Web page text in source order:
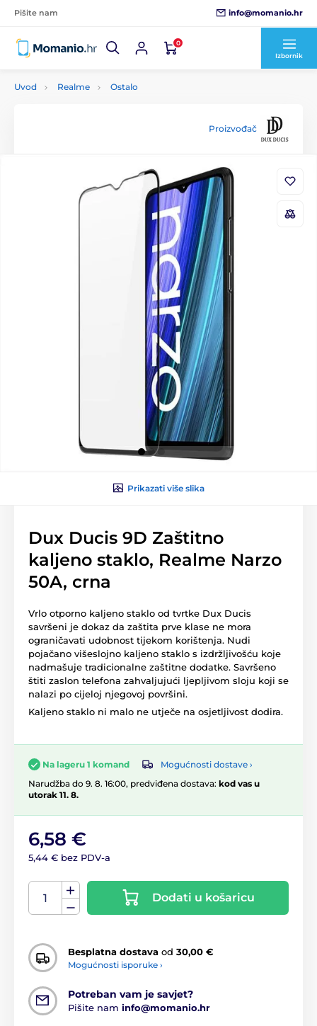
Pišite nam info@momanio.hr
0
Izbornik
Uvod Realme Ostalo
Proizvođač
Prikazati više slika
Dux Ducis 9D Zaštitno
kaljeno staklo, Realme Narzo
50A, crna
Vrlo otporno kaljeno staklo od tvrtke Dux Ducis
savršeni je dokaz da zaštita prve klase ne mora
ograničavati udobnost tijekom korištenja. Nudi
pojačano višeslojno kaljeno staklo s izdržljivošću koje
nadmašuje tradicionalne zaštitne dodatke. Savršeno
štiti zaslon telefona zahvaljujući ljepljivom sloju koji se
nalazi po cijeloj njegovoj površini.
Kaljeno staklo ni malo ne utječe na osjetljivost dodira.
Na lageru 1 komand
Mogućnosti dostave ›
Narudžba do 9. 8. 16:00, predviđena dostava: kod vas u
utorak 11. 8.
6,58 €
5,44 € bez PDV-a
Dodati u košaricu
Besplatna dostava od 30,00 €
Mogućnosti isporuke ›
Potreban vam je savjet?
Pišite nam info@momanio.hr